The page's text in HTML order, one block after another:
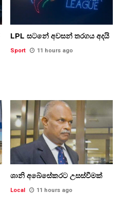
LPL සටනේ අවසන් තරගය අදයි
Sport 11 hours ago
ශානි අබේසේකරට උසස්වීමක්
Local 11 hours ago